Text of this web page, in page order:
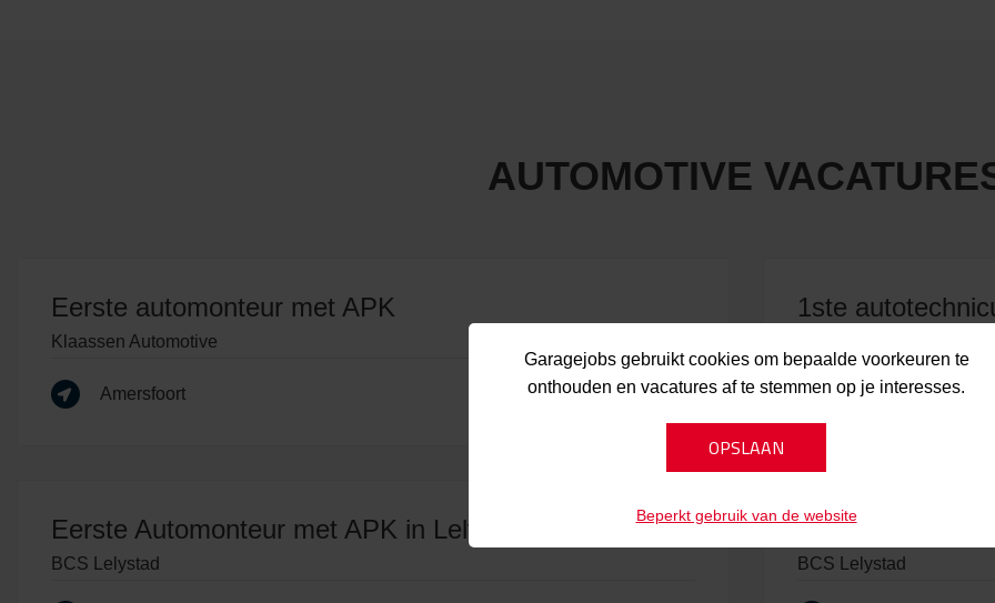
AUTOMOTIVE
Eerste automonteur met APK
Klaassen Automotive
Amersfoort
1ste
Groningen
Eerste Automonteur met APK in Lelystad
BCS Lelystad
Tweede
BCS Lelystad
Garagejobs gebruikt cookies om bepaalde voorkeuren te
onthouden en vacatures af te stemmen op je interesses.
Beperkt gebruik van de website